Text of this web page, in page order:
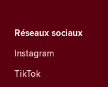
Réseaux sociaux
Instagram
TikTok